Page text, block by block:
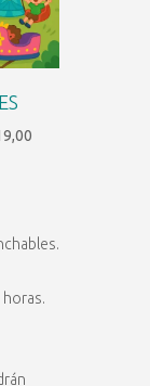
horas.